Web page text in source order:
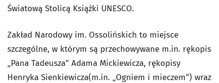
Światową Stolicą Książki UNESCO.
Zakład Narodowy im. Ossolińskich to miejsce
szczególne, w którym są przechowywane m.in. rękopis
„Pana Tadeusza” Adama Mickiewicza, rękopisy
Henryka Sienkiewicza(m.in. „Ogniem i mieczem”) wraz